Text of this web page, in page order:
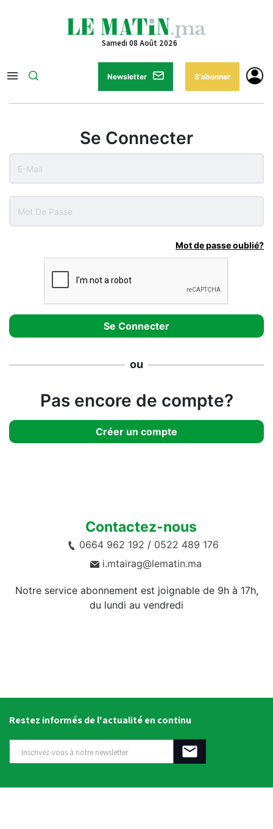
Samedi 08 Août 2026
Newsletter S'abonner
Se Connecter
Mot de passe oublié?
ou
Pas encore de compte?
Créer un compte
Contactez-nous
0664 962 192 / 0522 489 176
i.mtairag@lematin.ma
Notre service abonnement est joignable de 9h à 17h,
du lundi au vendredi
Restez informés de l'actualité en continu